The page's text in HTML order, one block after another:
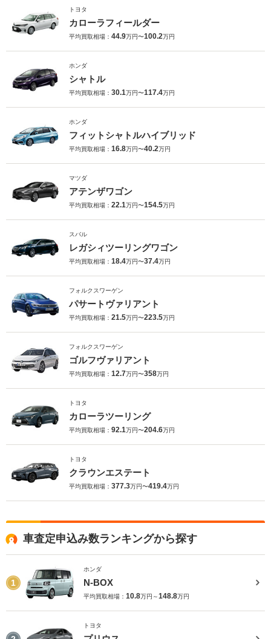
トヨタ
カローラフィールダー
平均買取相場： 44.9万円〜100.2万円
ホンダ
シャトル
平均買取相場： 30.1万円〜117.4万円
ホンダ
フィットシャトルハイブリッド
平均買取相場： 16.8万円〜40.2万円
マツダ
アテンザワゴン
平均買取相場： 22.1万円〜154.5万円
スバル
レガシィツーリングワゴン
平均買取相場： 18.4万円〜37.4万円
フォルクスワーゲン
パサートヴァリアント
平均買取相場： 21.5万円〜223.5万円
フォルクスワーゲン
ゴルフヴァリアント
平均買取相場： 12.7万円〜358万円
トヨタ
カローラツーリング
平均買取相場： 92.1万円〜204.6万円
トヨタ
クラウンエステート
平均買取相場： 377.3万円〜419.4万円
車査定申込み数ランキングから探す
1
ホンダ
N-BOX
平均買取相場： 10.8万円～148.8万円
トヨタ